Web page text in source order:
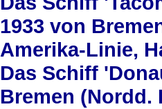
1933 von
Amerika-Linie,
Das Schiff
Bremen (Nordd.